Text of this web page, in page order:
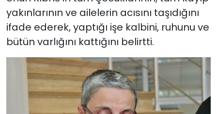
yakınlarının ve ailelerin acısını taşıdığını
ifade ederek, yaptığı işe kalbini, ruhunu ve
bütün varlığını kattığını belirtti.